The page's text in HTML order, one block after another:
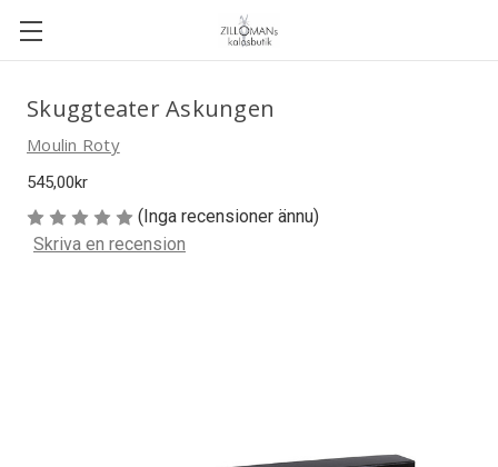
Skuggteater Askungen
Moulin Roty
545,00kr
(Inga recensioner ännu)
Skriva en recension